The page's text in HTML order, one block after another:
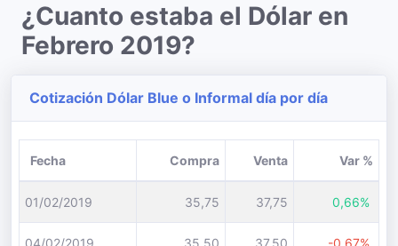
¿Cuanto estaba el Dólar en
Febrero 2019?
Cotización Dólar Blue o Informal día por día
Fecha Compra Venta Var %
01/02/2019 35,75 37,75 0,66%
04/02/2019 35,50 37,50 -0,67%